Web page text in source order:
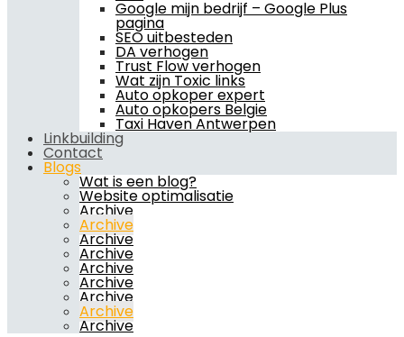
Google mijn bedrijf – Google Plus
pagina
SEO uitbesteden
DA verhogen
Trust Flow verhogen
Wat zijn Toxic links
Auto opkoper expert
Auto opkopers Belgie
Taxi Haven Antwerpen
Linkbuilding
Contact
Blogs
Wat is een blog?
Website optimalisatie
Archive
Archive
Archive
Archive
Archive
Archive
Archive
Archive
Archive